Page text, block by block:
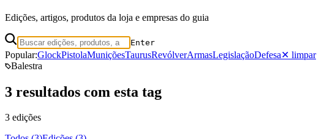
Edições, artigos, produtos da loja e empresas do guia
Enter
Popular:GlockPistolaMuniçõesTaurusRevólverArmasLegislaçãoDefesa✕ limpar
Balestra
3 resultados com esta tag
3 edições